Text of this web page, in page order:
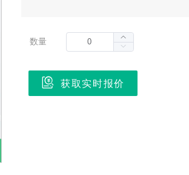
数量
获取实时报价